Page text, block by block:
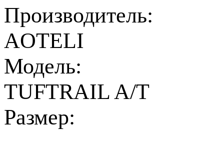
Производитель:
AOTELI
Модель:
TUFTRAIL A/T
Размер: